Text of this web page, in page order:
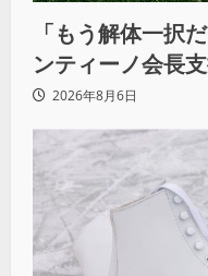
「もう解体一択
ンティーノ会長
ず2026年8月6日